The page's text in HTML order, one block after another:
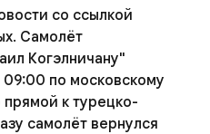
со ссылкой
Самолёт
Когэлничану"
по московскому
к турецко-
самолёт вернулся